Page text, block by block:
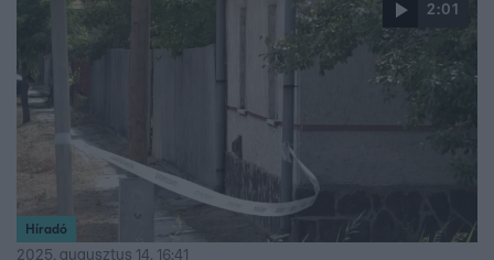
2:01
Híradó
2025. augusztus 14. 16:41